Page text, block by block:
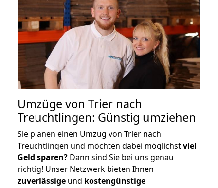
Umzüge von Trier nach
Treuchtlingen: Günstig umziehen
Sie planen einen Umzug von Trier nach
Treuchtlingen und möchten dabei möglichstviel
Geld sparen? Dann sind Sie bei uns genau
richtig! Unser Netzwerk bieten Ihnen
zuverlässige und kostengünstige